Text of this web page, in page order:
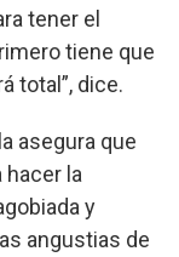
tener el
tiene que
total”, dice.
asegura que
la
y
angustias de